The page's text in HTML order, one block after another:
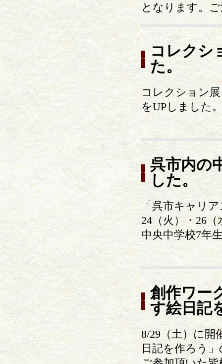
となります。
コレクシ
た。
コレクション
をUPしました
呉市内の
した。
「呉市キャリ
24（火）・26
中央中学校7年
創作ワー
す絵日記
8/29（土）に
日記を作ろう